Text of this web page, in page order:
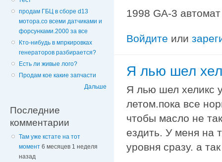
продам ГБЦ в сборе d13
мотора.со всеми датчиками и
форсунками.2000 за все
Кто-нибудь в мпркировках
генераторов разбирается?
Есть ли живые лого?
Продам кое какие запчасти
Дальше
Последние
комментарии
Там уже кстате на тот
момент 6 месяцев 1 неделя
назад
1998 GA-3
Войдите или
Я лью шел
Я лью шел хеликс
летом.пока все
чтобы масло не
ездить. У меня на
уровня сразу. а